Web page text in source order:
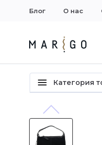
Блог О нас
Категория